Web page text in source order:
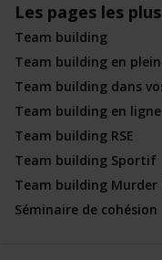
Les pages les
Team building
Team building en
Team building dans
Team building en ligne
Team building RSE
Team building Sportif
Team building Murder
Séminaire de cohésion